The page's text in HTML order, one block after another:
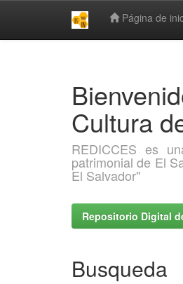
Página de
Cultura
REDICCES es
patrimonial de El
El Salvador"
Repositorio Digital
Busqueda